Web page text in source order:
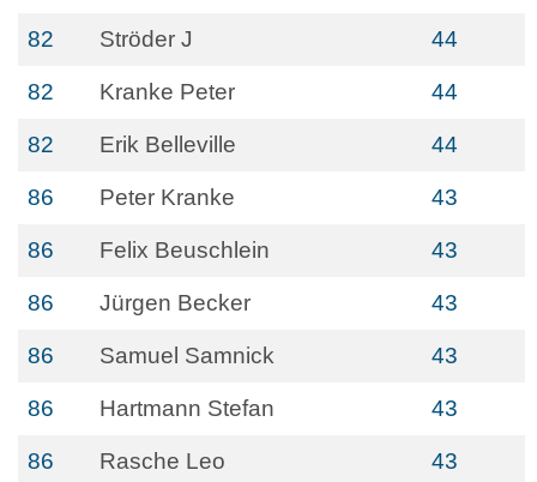
82 Ströder J 44
82 Kranke Peter 44
82 Erik Belleville 44
86 Peter Kranke 43
86 Felix Beuschlein 43
86 Jürgen Becker 43
86 Samuel Samnick 43
86 Hartmann Stefan 43
86 Rasche Leo 43